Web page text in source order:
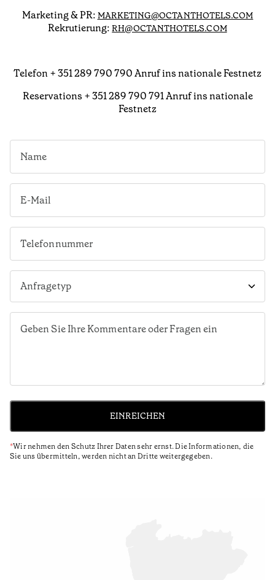
Marketing & PR: MARKETING@OCTANTHOTELS.COM
Rekrutierung:RH@OCTANTHOTELS.COM
Telefon + 351 289 790 790 Anruf ins nationale Festnetz
Reservations + 351 289 790 791 Anruf ins nationale
Festnetz
Anfragetyp
EINREICHEN
*Wir nehmen den Schutz Ihrer Daten sehr ernst. Die Informationen, die
Sie uns übermitteln, werden nicht an Dritte weitergegeben.